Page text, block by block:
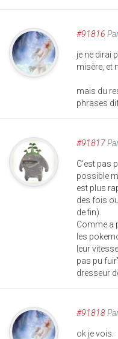
#91816
je ne dirai
misère, et
mais du
phrases
#91817
C'est pas
possible
est plus
des fois
de fin).
Comme a
les
leur
pas pu
dresseur
#91818
ok je vois.